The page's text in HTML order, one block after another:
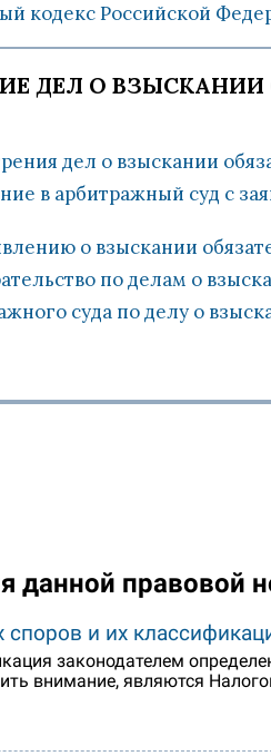
кодекс Российской
ДЕЛ О
дел о взыскании
в арбитражный суд с
о взыскании
по делам о
суда по делу о
данной правовой
и их
законодателем
внимание, являются